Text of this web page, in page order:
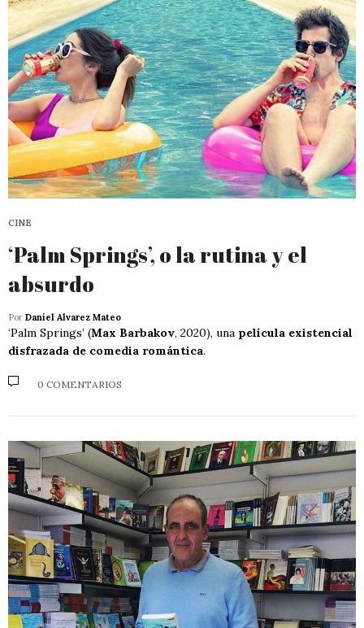
CINE
‘Palm Springs’, o la rutina y el
absurdo
Por Daniel Alvarez Mateo
‘Palm Springs’ (Max Barbakov, 2020), una película existencial
disfrazada de comedia romántica.
0 COMENTARIOS